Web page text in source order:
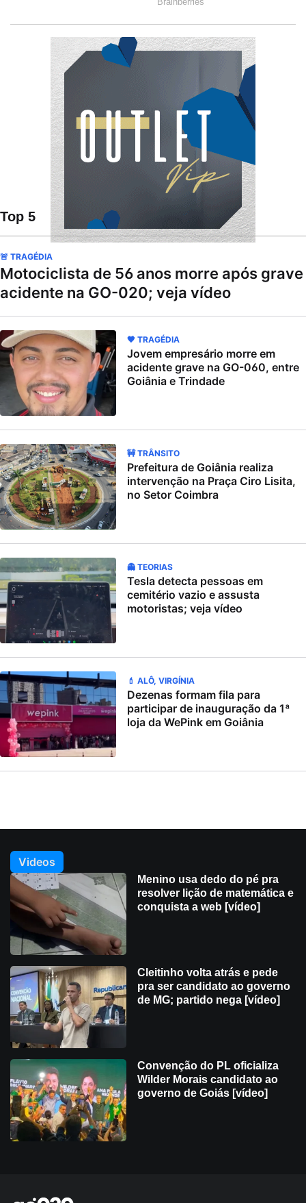
Top 5
🚨 TRAGÉDIA
Motociclista de 56 anos morre após grave
acidente na GO-020; veja vídeo
🖤 TRAGÉDIA
Jovem empresário morre em
acidente grave na GO-060, entre
Goiânia e Trindade
🚧 TRÂNSITO
Prefeitura de Goiânia realiza
intervenção na Praça Ciro Lisita,
no Setor Coimbra
👻 TEORIAS
Tesla detecta pessoas em
cemitério vazio e assusta
motoristas; veja vídeo
💄 ALÔ, VIRGÍNIA
Dezenas formam fila para
participar de inauguração da 1ª
loja da WePink em Goiânia
Videos
Menino usa dedo do pé pra
resolver lição de matemática e
conquista a web [vídeo]
Cleitinho volta atrás e pede
pra ser candidato ao governo
de MG; partido nega [vídeo]
Convenção do PL oficializa
Wilder Morais candidato ao
governo de Goiás [vídeo]